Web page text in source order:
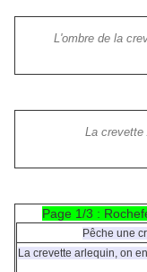
L'ombre de la
La crevette
Page 1/3 :
Pêche une
La crevette arlequin, on